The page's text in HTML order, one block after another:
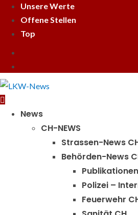
Unsere Werte
Offene Stellen
Top
MenuNews
CH-NEWS
Strassen-News
Behörden-News
Polizei –
Feuerwehr